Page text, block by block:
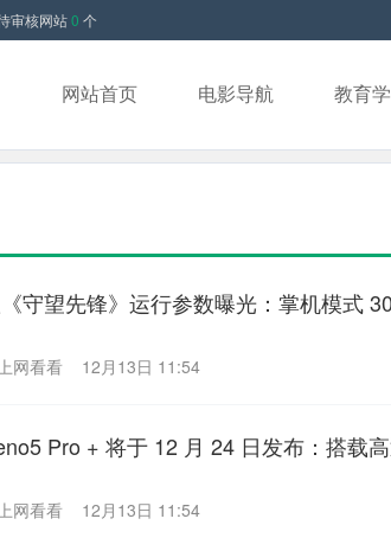
审核网站0 个
网站首页 电影导航 教育
守望先锋》运行参数曝光：掌机模式
网看看 12月13日 11:54
Pro + 将于 12 月 24 日发布：搭载
网看看 12月13日 11:54